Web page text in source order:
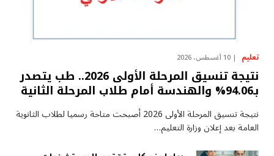
تعليم 10 أغسطس، 2026
نتيجة تنسيق المرحلة الأولى 2026.. طب يتصدر
بـ94.06% والهندسة أمام طلاب المرحلة الثانية
نتيجة تنسيق المرحلة الأولى 2026 أصبحت متاحة رسميا لطلاب الثانوية
العامة بعد إعلان وزارة التعليم…